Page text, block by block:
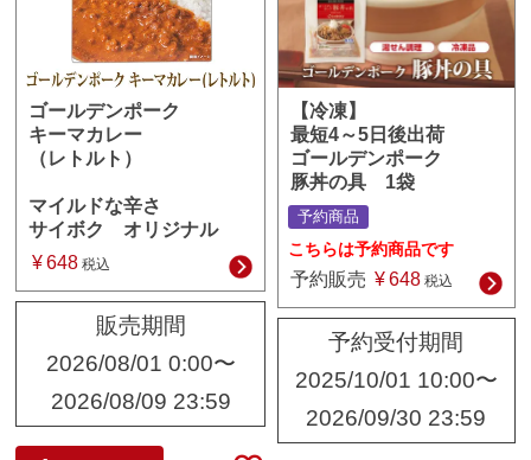
ゴールデンポーク
キーマカレー
（レトルト）
マイルドな辛さ
サイボク オリジナル
¥ 648 税込
販売期間
2026/08/01 0:00〜
2026/08/09 23:59
【冷凍】
最短4～5日後出荷
ゴールデンポーク
豚丼の具 1袋
予約商品
こちらは予約商品です
予約販売 ¥648 税込
予約受付期間
2025/10/01 10:00〜
2026/09/30 23:59